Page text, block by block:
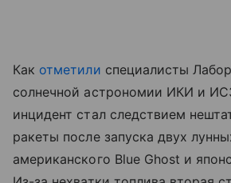
Как отметили специалисты
солнечной астрономии ИКИ и
инцидент стал следствием
ракеты после запуска двух
американского Blue Ghost и